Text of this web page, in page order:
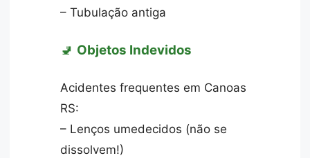
– Tubulação antiga
🚽 Objetos Indevidos
Acidentes frequentes em Canoas
RS:
– Lenços umedecidos (não se
dissolvem!)